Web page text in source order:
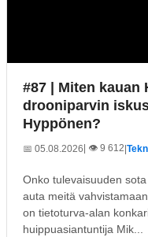
#87 | Miten
drooniparvin
Hyppönen?
📅 05.08.2026| 👁️ 9 612
Onko tulevaisuuden
auta meitä
on tietoturva-alan
huippuasiantuntija Mik...